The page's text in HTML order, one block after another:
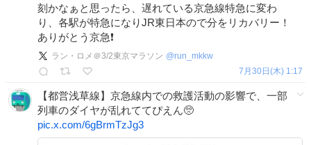
刻かなぁと思ったら、遅れている京急線特急に変わ
り、各駅が特急になりJR東日本ので分をリカバリー！
ありがとう京急❗️
ラン・ロメ＠3/2東京マラソン @run_mkkw
7月30日(木) 1:17
【都営浅草線】京急線内での救護活動の影響で、一部
列車のダイヤが乱れててぴえん🥺
pic.x.com/6gBrmTzJg3